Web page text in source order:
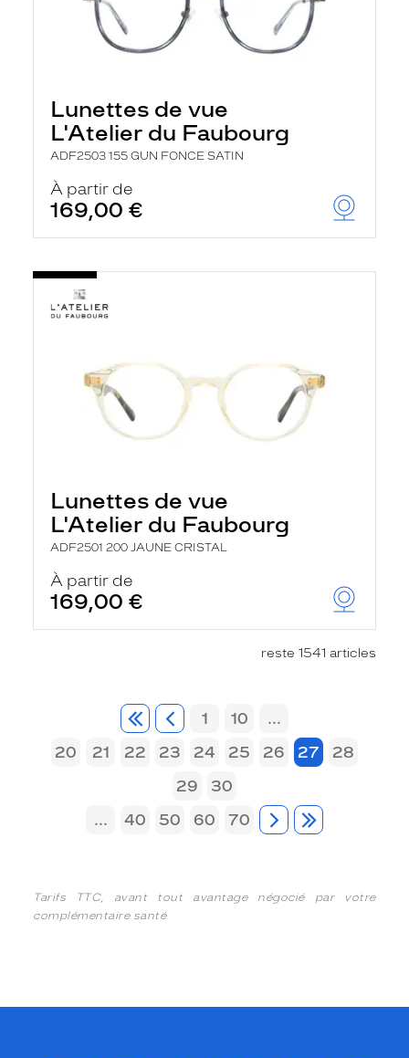
Lunettes de vue
L'Atelier du Faubourg
ADF2503 155 GUN FONCE SATIN
À partir de
169,00 €
Lunettes de vue
L'Atelier du Faubourg
ADF2501 200 JAUNE CRISTAL
À partir de
169,00 €
reste 1541 articles
1 10
...
20
21 22 23 24 25 26 27
28
29
30
...
40 50 60 70
Tarifs TTC, avant tout avantage négocié par votre
complémentaire santé